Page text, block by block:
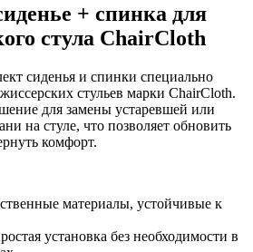
+ спинка для
стула ChairCloth
сиденья и спинки специально
стульев марки ChairCloth.
для замены устаревшей или
на стуле, что позволяет обновить
комфорт.
материалы, устойчивые к
установка без необходимости в